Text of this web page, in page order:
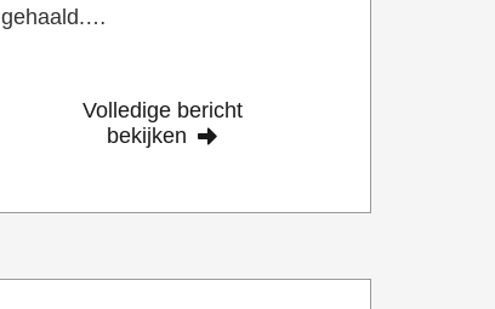
gehaald.…
Volledige bericht
bekijken